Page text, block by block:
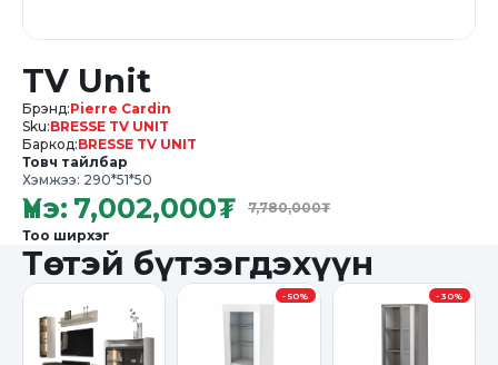
TV Unit
Брэнд:Pierre Cardin
Sku:BRESSE TV UNIT
Баркод:BRESSE TV UNIT
Товч тайлбар
Хэмжээ: 290*51*50
Үнэ: 7,002,000₮ 7,780,000₮
Тоо ширхэг
Төстэй бүтээгдэхүүн
-50% -30%